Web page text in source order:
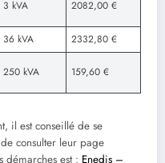
3 kVA 2082,00 €
36 kVA
2332,80 €
250 kVA 159,60 €
il est conseillé de se
consulter leur page
démarches est : Enedis –